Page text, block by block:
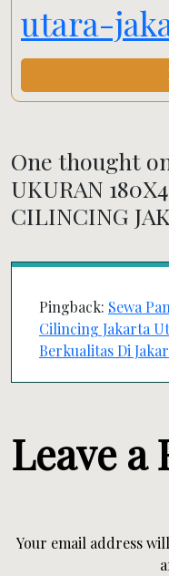
utara-
One thought
UKURAN
CILINCING
Pingback: Sewa
Cilincing Jakarta
Berkualitas Di
Leave a
Your email address